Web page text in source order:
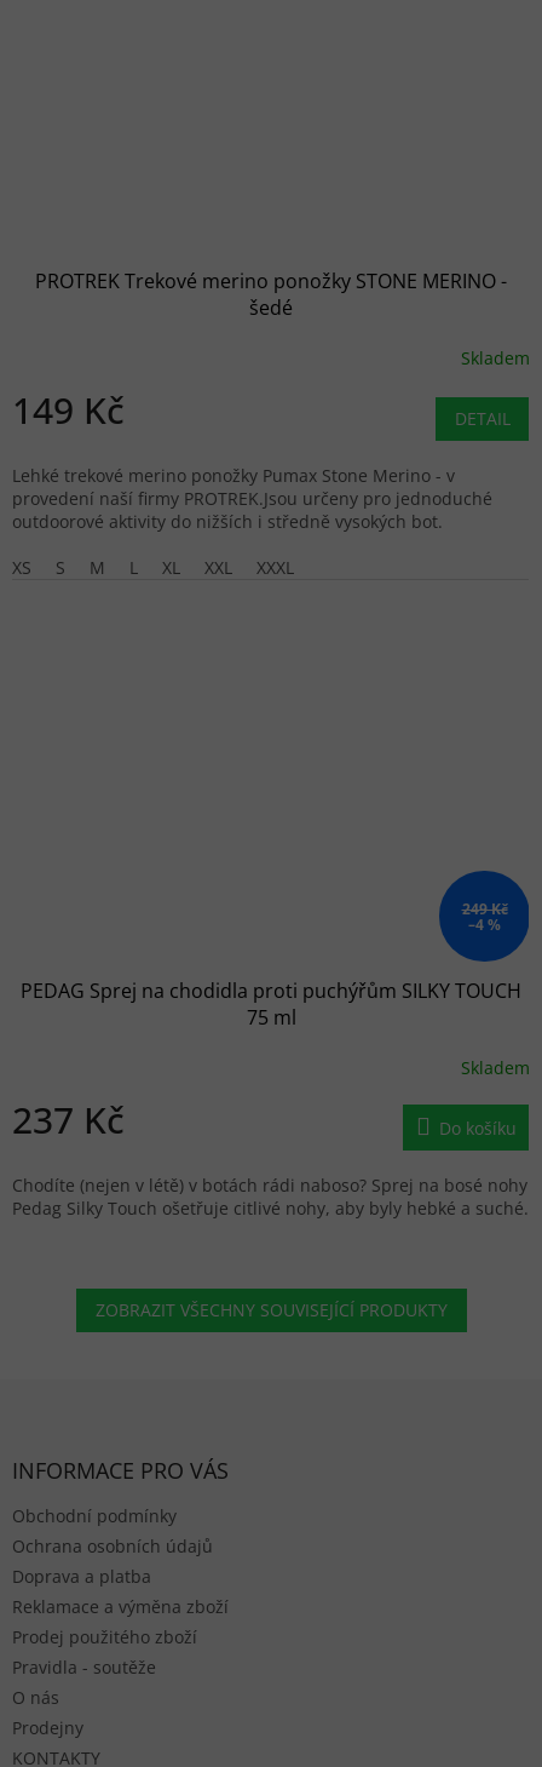
PROTREK Trekové merino ponožky STONE MERINO -
šedé
Skladem
149 Kč DETAIL
Lehké trekové merino ponožky Pumax Stone Merino - v
provedení naší firmy PROTREK.Jsou určeny pro jednoduché
outdoorové aktivity do nižších i středně vysokých bot.
XS
S M L XL XXL XXXL
249 Kč
–4 %
PEDAG Sprej na chodidla proti puchýřům SILKY TOUCH
75 ml
Skladem
237 Kč Do košíku
Chodíte (nejen v létě) v botách rádi naboso? Sprej na bosé nohy
Pedag Silky Touch ošetřuje citlivé nohy, aby byly hebké a suché.
ZOBRAZIT VŠECHNY SOUVISEJÍCÍ PRODUKTY
INFORMACE PRO VÁS
Obchodní podmínky
Ochrana osobních údajů
Doprava a platba
Reklamace a výměna zboží
Prodej použitého zboží
Pravidla - soutěže
O nás
Prodejny
KONTAKTY